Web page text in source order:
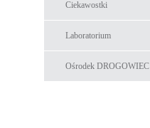
Ciekawostki
Laboratorium
Ośrodek DROGOWIEC